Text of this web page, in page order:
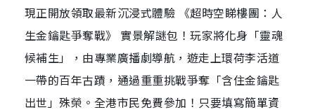
現正開放領取最新沉浸式體驗 《超時空睇樓團：人
生金鑰匙爭奪戰》 實景解謎包！玩家將化身「靈魂
候補生」，由專業廣播劇導航，遊走上環荷李活道
一帶的百年古蹟，通過重重挑戰爭奪「含住金鑰匙
出世」殊榮。全港市民免費參加！只要填寫簡單資